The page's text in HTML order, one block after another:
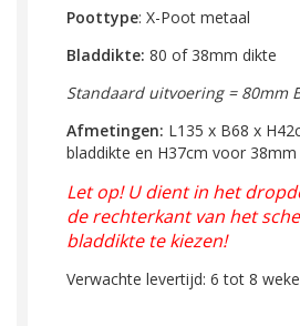
Poottype: X-Poot metaal
Bladdikte: 80 of 38mm dikte
Standaard uitvoering = 80mm
Afmetingen: L135 x B68 x
bladdikte en H37cm voor 38mm
Let op! U dient in het
de rechterkant van het
bladdikte te kiezen!
Verwachte levertijd: 6 tot 8